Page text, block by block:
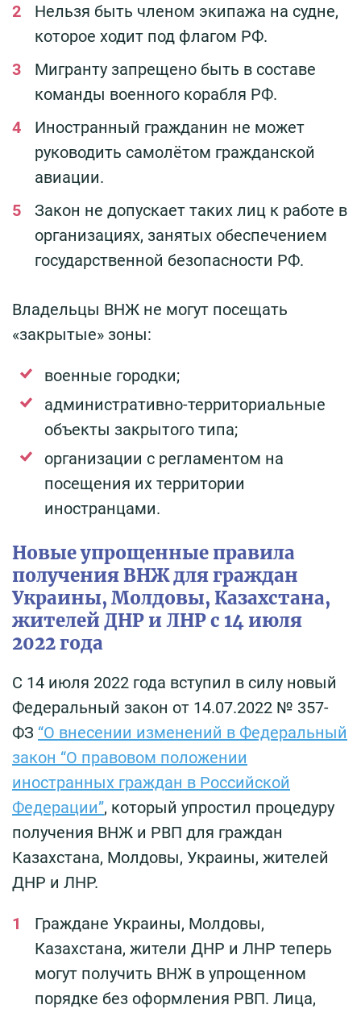
Нельзя быть членом экипажа на судне,
которое ходит под флагом РФ.
Мигранту запрещено быть в составе
команды военного корабля РФ.
Иностранный гражданин не может
руководить самолётом гражданской
авиации.
Закон не допускает таких лиц к работе в
организациях, занятых обеспечением
государственной безопасности РФ.
Владельцы ВНЖ не могут посещать
«закрытые» зоны:
военные городки;
административно-территориальные
объекты закрытого типа;
организации с регламентом на
посещения их территории
иностранцами.
Новые упрощенные правила
получения ВНЖ для граждан
Украины, Молдовы, Казахстана,
жителей ДНР и ЛНР с 14 июля
2022 года
С 14 июля 2022 года вступил в силу новый
Федеральный закон от 14.07.2022 № 357-
ФЗ “О внесении изменений в Федеральный
закон “О правовом положении
иностранных граждан в Российской
Федерации”, который упростил процедуру
получения ВНЖ и РВП для граждан
Казахстана, Молдовы, Украины, жителей
ДНР и ЛНР.
Граждане Украины, Молдовы,
Казахстана, жители ДНР и ЛНР теперь
могут получить ВНЖ в упрощенном
порядке без оформления РВП. Лица,